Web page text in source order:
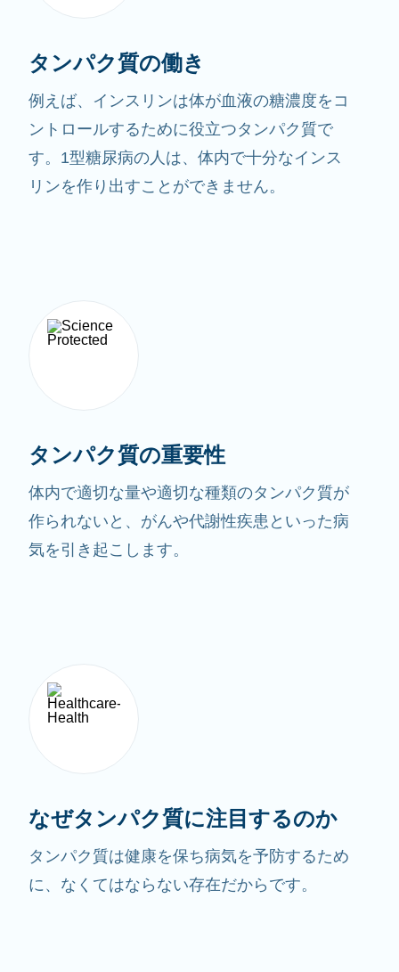
タンパク質の働き
例えば、インスリンは体が血液の糖濃度をコ
ントロールするために役立つタンパク質で
す。1型糖尿病の人は、体内で十分なインス
リンを作り出すことができません。
タンパク質の重要性
体内で適切な量や適切な種類のタンパク質が
作られないと、がんや代謝性疾患といった病
気を引き起こします。
なぜタンパク質に注目するのか
タンパク質は健康を保ち病気を予防するため
に、なくてはならない存在だからです。